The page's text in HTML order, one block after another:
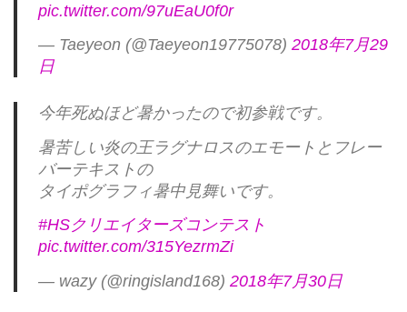
pic.twitter.com/97uEaU0f0r
— Taeyeon (@Taeyeon19775078) 2018年7月29
日
今年死ぬほど暑かったので初参戦です。
暑苦しい炎の王ラグナロスのエモートとフレー
バーテキストの
タイポグラフィ暑中見舞いです。
#HSクリエイターズコンテスト
pic.twitter.com/315YezrmZi
— wazy (@ringisland168) 2018年7月30日